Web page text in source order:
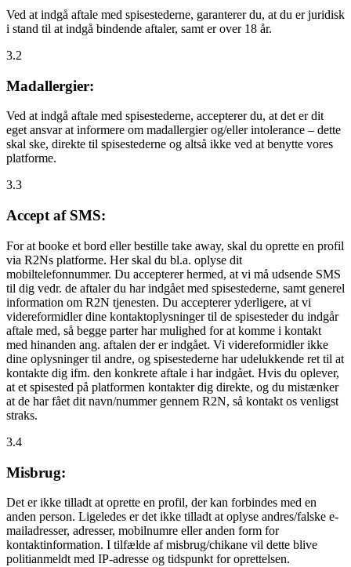
Ved at indgå aftale med spisestederne, garanterer du, at du er juridisk
i stand til at indgå bindende aftaler, samt er over 18 år.
3.2
Madallergier:
Ved at indgå aftale med spisestederne, accepterer du, at det er dit
eget ansvar at informere om madallergier og/eller intolerance – dette
skal ske, direkte til spisestederne og altså ikke ved at benytte vores
platforme.
3.3
Accept af SMS:
For at booke et bord eller bestille take away, skal du oprette en profil
via R2Ns platforme. Her skal du bl.a. oplyse dit
mobiltelefonnummer. Du accepterer hermed, at vi må udsende SMS
til dig vedr. de aftaler du har indgået med spisestederne, samt generel
information om R2N tjenesten. Du accepterer yderligere, at vi
videreformidler dine kontaktoplysninger til de spisesteder du indgår
aftale med, så begge parter har mulighed for at komme i kontakt
med hinanden ang. aftalen der er indgået. Vi videreformidler ikke
dine oplysninger til andre, og spisestederne har udelukkende ret til at
kontakte dig ifm. den konkrete aftale i har indgået. Hvis du oplever,
at et spisested på platformen kontakter dig direkte, og du mistænker
at de har fået dit navn/nummer gennem R2N, så kontakt os venligst
straks.
3.4
Misbrug:
Det er ikke tilladt at oprette en profil, der kan forbindes med en
anden person. Ligeledes er det ikke tilladt at oplyse andres/falske e-
mailadresser, adresser, mobilnumre eller anden form for
kontaktinformation. I tilfælde af misbrug/chikane vil dette blive
politianmeldt med IP-adresse og tidspunkt for oprettelsen.